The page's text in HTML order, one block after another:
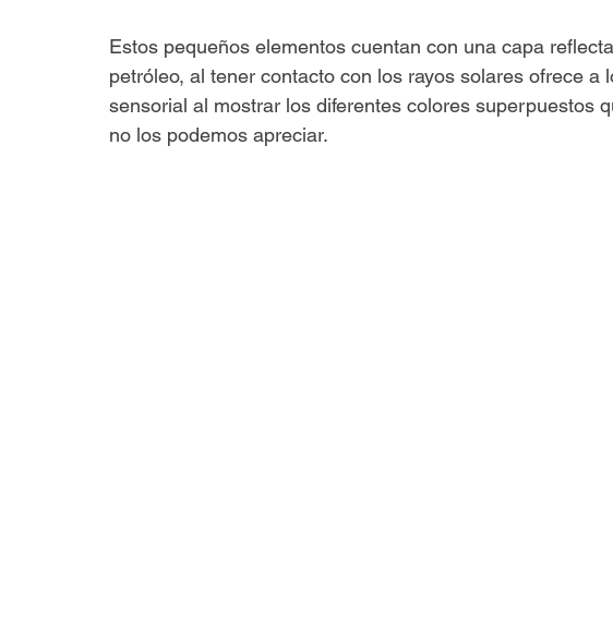
Estos pequeños elementos cuentan con una capa
petróleo, al tener contacto con los rayos solares ofrece a
sensorial al mostrar los diferentes colores superpuestos
no los podemos apreciar.